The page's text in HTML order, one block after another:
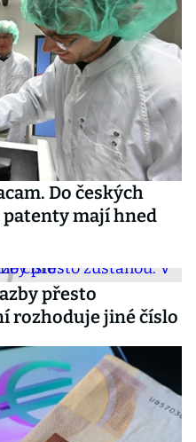
Do českých
mají hned
přesto
rozhoduje jiné číslo